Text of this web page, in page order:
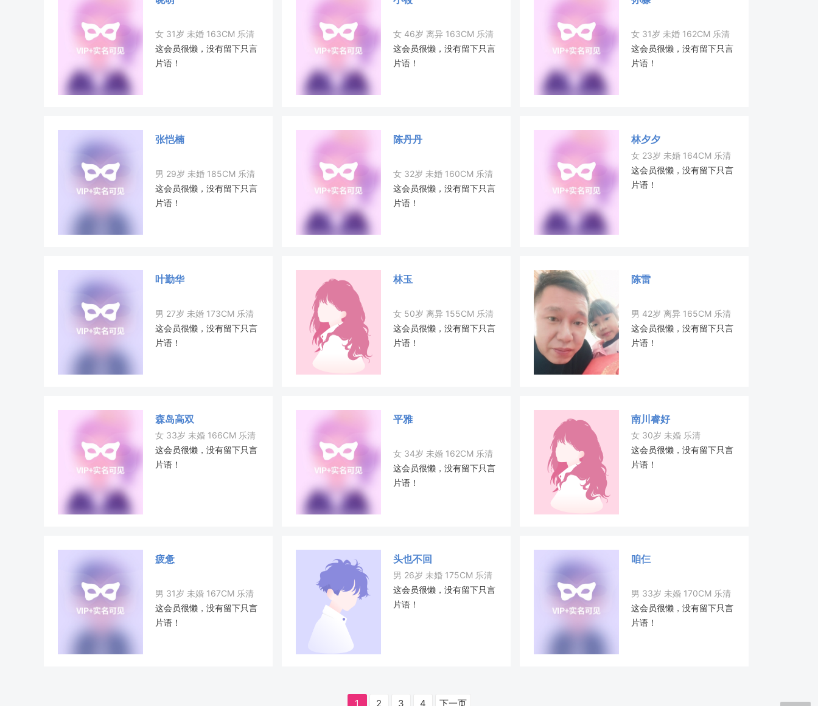
女 31岁 未婚 163CM 乐清
这会员很懒，没有留下只言
片语！
女 46岁 离异 163CM 乐清
这会员很懒，没有留下只言
片语！
女 31岁 未婚 162CM 乐清
这会员很懒，没有留下只言
片语！
张恺楠
男 29岁 未婚 185CM 乐清
这会员很懒，没有留下只言
片语！
陈丹丹
女 32岁 未婚 160CM 乐清
这会员很懒，没有留下只言
片语！
林夕夕
女 23岁 未婚 164CM 乐清
这会员很懒，没有留下只言
片语！
叶勤华
男 27岁 未婚 173CM 乐清
这会员很懒，没有留下只言
片语！
林玉
女 50岁 离异 155CM 乐清
这会员很懒，没有留下只言
片语！
陈雷
男 42岁 离异 165CM 乐清
这会员很懒，没有留下只言
片语！
森岛高双
女 33岁 未婚 166CM 乐清
这会员很懒，没有留下只言
片语！
平雅
女 34岁 未婚 162CM 乐清
这会员很懒，没有留下只言
片语！
南川睿好
女 30岁 未婚 乐清
这会员很懒，没有留下只言
片语！
疲惫
男 31岁 未婚 167CM 乐清
这会员很懒，没有留下只言
片语！
头也不回
男 26岁 未婚 175CM 乐清
这会员很懒，没有留下只言
片语！
咱仨
男 33岁 未婚 170CM 乐清
这会员很懒，没有留下只言
片语！
1 2 3 4 下一页